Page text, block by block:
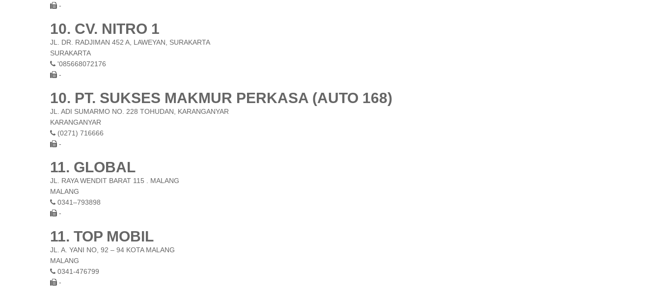
-
10. CV. NITRO 1
JL. DR. RADJIMAN 452 A, LAWEYAN, SURAKARTA
SURAKARTA
'085668072176
-
10. PT. SUKSES MAKMUR PERKASA (AUTO 168)
JL. ADI SUMARMO NO. 228 TOHUDAN, KARANGANYAR
KARANGANYAR
(0271) 716666
-
11. GLOBAL
JL. RAYA WENDIT BARAT 115 . MALANG
MALANG
0341–793898
-
11. TOP MOBIL
JL. A. YANI NO, 92 – 94 KOTA MALANG
MALANG
0341-476799
-